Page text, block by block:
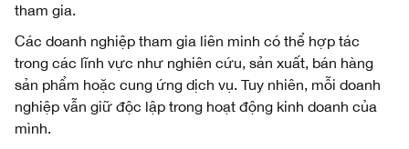
tham gia.
Các doanh nghiệp tham gia liên minh có thể hợp tác
trong các lĩnh vực như nghiên cứu, sản xuất, bán hàng
sản phẩm hoặc cung ứng dịch vụ. Tuy nhiên, mỗi doanh
nghiệp vẫn giữ độc lập trong hoạt động kinh doanh của
mình.